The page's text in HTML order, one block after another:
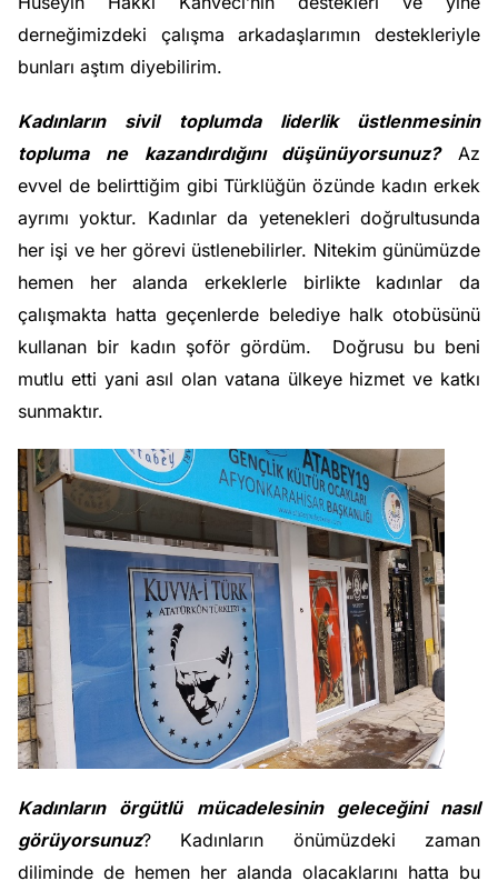
derneğimizdeki çalışma arkadaşlarımın destekleriyle
bunları aştım diyebilirim.
Kadınların sivil toplumda liderlik üstlenmesinin
topluma ne kazandırdığını düşünüyorsunuz?Az
evvel de belirttiğim gibi Türklüğün özünde kadın erkek
ayrımı yoktur. Kadınlar da yetenekleri doğrultusunda
her işi ve her görevi üstlenebilirler. Nitekim günümüzde
hemen her alanda erkeklerle birlikte kadınlar da
çalışmakta hatta geçenlerde belediye halk otobüsünü
kullanan bir kadın şoför gördüm. Doğrusu bu beni
mutlu etti yani asıl olan vatana ülkeye hizmet ve katkı
sunmaktır.
Kadınların örgütlü mücadelesinin geleceğini nasıl
görüyorsunuz? Kadınların önümüzdeki zaman
diliminde de hemen her alanda olacaklarını hatta bu